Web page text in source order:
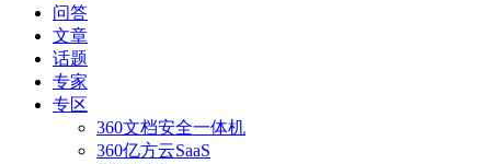
问答
文章
话题
专家
专区
360文档安全一体机
360亿方云SaaS